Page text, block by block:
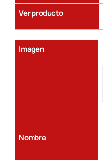
Ver producto
Imagen
Nombre